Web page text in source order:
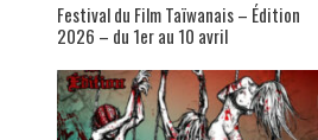
Festival du Film Taïwanais – Édition
2026 – du 1er au 10 avril